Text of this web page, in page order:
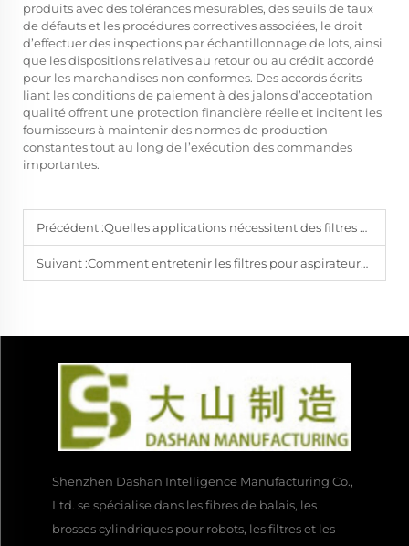
produits avec des tolérances mesurables, des seuils de taux
de défauts et les procédures correctives associées, le droit
d’effectuer des inspections par échantillonnage de lots, ainsi
que les dispositions relatives au retour ou au crédit accordé
pour les marchandises non conformes. Des accords écrits
liant les conditions de paiement à des jalons d’acceptation
qualité offrent une protection financière réelle et incitent les
fournisseurs à maintenir des normes de production
constantes tout au long de l’exécution des commandes
importantes.
Précédent :Quelles applications nécessitent des filtres haut de gamme pour aspirateurs-robots sur les marchés du nettoyage ?
Suivant :Comment entretenir les filtres pour aspirateurs robots afin d’allonger leur durée de vie ?
Shenzhen Dashan Intelligence Manufacturing Co.,
Ltd. se spécialise dans les fibres de balais, les
brosses cylindriques pour robots, les filtres et les